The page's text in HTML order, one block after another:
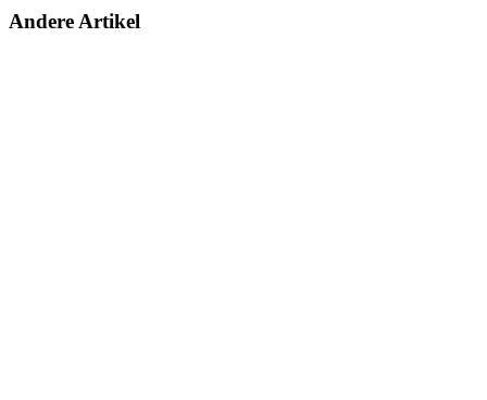
Andere Artikel